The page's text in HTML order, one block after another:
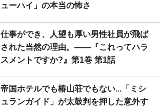
ューハイ」の本当の怖さ
仕事ができ、人望も厚い男性社員が飛ば
された当然の理由。――『これってハラ
スメントですか?』第1巻 第1話
帝国ホテルでも椿山荘でもない...「ミシ
ュランガイド」が太鼓判を押した意外す